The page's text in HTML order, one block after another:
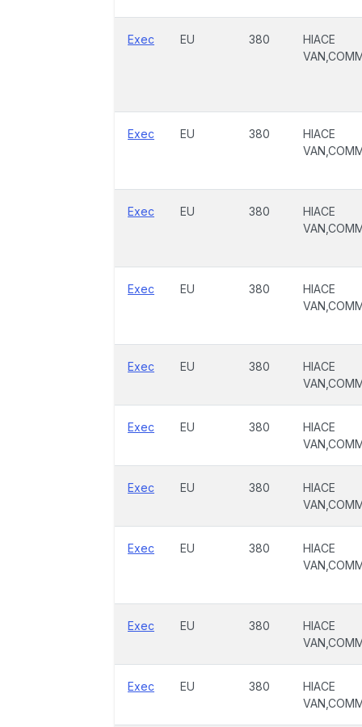
Exec EU 380
HIACE
Exec EU 380
HIACE
Exec EU 380
HIACE
Exec EU 380
HIACE
Exec EU 380
HIACE
Exec EU 380
HIACE
Exec EU 380
HIACE
Exec EU 380
HIACE
Exec EU 380
HIACE
Exec EU 380
HIACE